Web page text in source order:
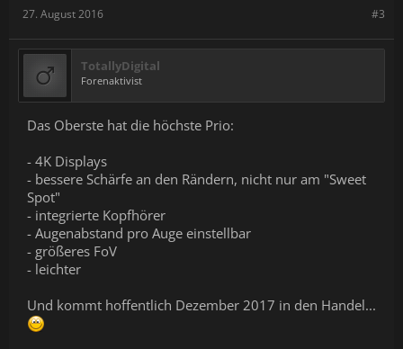
#3
27. August 2016
TotallyDigital
Forenaktivist
Das Oberste hat die höchste Prio:
- 4K Displays
- bessere Schärfe an den Rändern, nicht nur am "Sweet
Spot"
- integrierte Kopfhörer
- Augenabstand pro Auge einstellbar
- größeres FoV
- leichter
Und kommt hoffentlich Dezember 2017 in den Handel...